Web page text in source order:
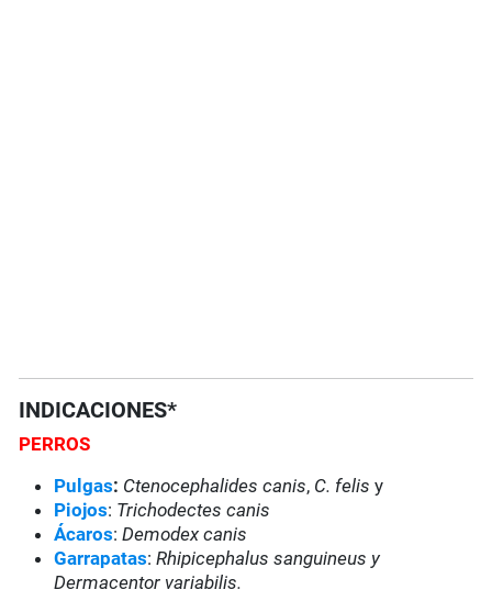
INDICACIONES*
PERROS
Pulgas: Ctenocephalides canis, C. felis y
Piojos: Trichodectes canis
Ácaros:Demodex canis
Garrapatas:Rhipicephalus sanguineus y
Dermacentor variabilis.